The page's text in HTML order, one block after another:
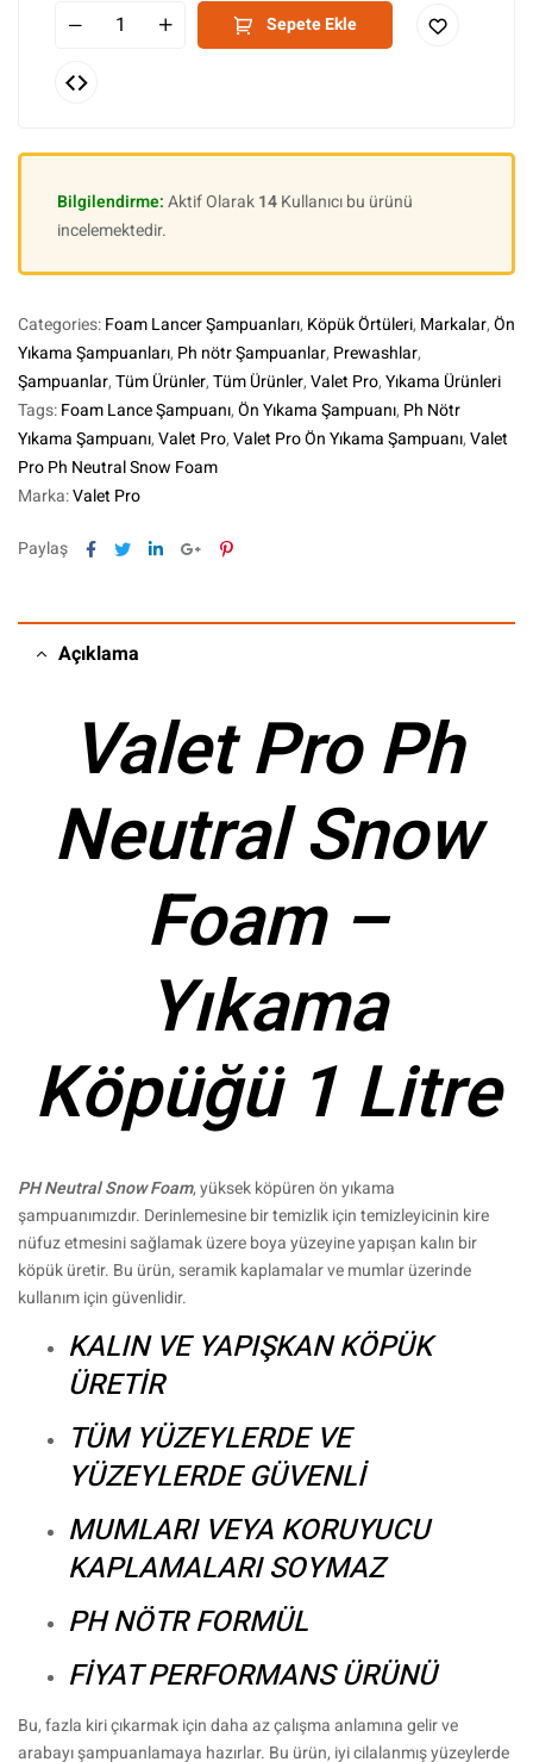
Sepete Ekle
Bilgilendirme:Aktif Olarak14Kullanıcı bu ürünü
incelemektedir.
Categories:Foam Lancer Şampuanları, Köpük Örtüleri, Markalar,Ön
Yıkama Şampuanları, Ph nötr Şampuanlar, Prewashlar,
Şampuanlar,Tüm Ürünler,Tüm Ürünler,Valet Pro,Yıkama Ürünleri
Tags:Foam Lance Şampuanı,Ön Yıkama Şampuanı, Ph Nötr
Yıkama Şampuanı,Valet Pro,Valet Pro Ön Yıkama Şampuanı,Valet
Pro Ph Neutral Snow Foam
Marka:Valet Pro
Paylaş Facebook
TwitterLinkedinGoogle+Pinterest
Açıklama
Valet Pro Ph
Neutral Snow
Foam –
Yıkama
Köpüğü 1 Litre
PH Neutral Snow Foam, yüksek köpüren ön yıkama
şampuanımızdır. Derinlemesine bir temizlik için temizleyicinin kire
nüfuz etmesini sağlamak üzere boya yüzeyine yapışan kalın bir
köpük üretir. Bu ürün, seramik kaplamalar ve mumlar üzerinde
kullanım için güvenlidir.
KALIN VE YAPIŞKAN KÖPÜK
ÜRETİR
TÜM YÜZEYLERDE VE
YÜZEYLERDE GÜVENLİ
MUMLARI VEYA KORUYUCU
KAPLAMALARI SOYMAZ
PH NÖTR FORMÜL
FİYAT PERFORMANS ÜRÜNÜ
Bu, fazla kiri çıkarmak için daha az çalışma anlamına gelir ve
arabayı şampuanlamaya hazırlar. Bu ürün, iyi cilalanmış yüzeylerde